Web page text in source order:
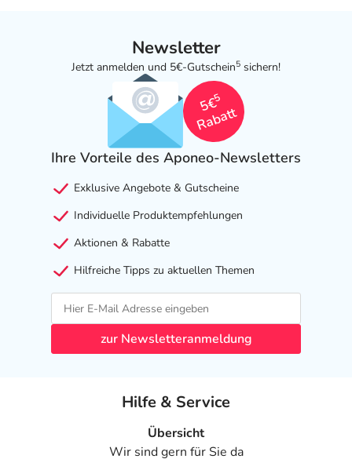
Newsletter
Jetzt anmelden und 5€-Gutschein5 sichern!
5€
5
Rabatt
Ihre Vorteile des Aponeo-Newsletters
Exklusive Angebote & Gutscheine
Individuelle Produktempfehlungen
Aktionen & Rabatte
Hilfreiche Tipps zu aktuellen Themen
zur Newsletteranmeldung
Hilfe & Service
Übersicht
Wir sind gern für Sie da